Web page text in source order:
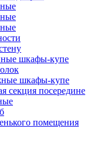
шкафы-купе
шкафы-купе
секция посередине
помещения